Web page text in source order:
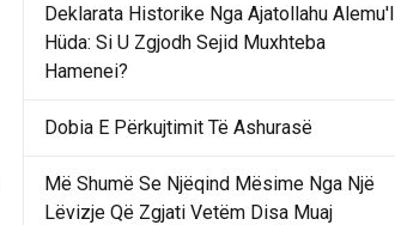
Deklarata Historike Nga Ajatollahu Alemu'l
Hüda: Si U Zgjodh Sejid Muxhteba
Hamenei?
Dobia E Përkujtimit Të Ashurasë
Më Shumë Se Njëqind Mësime Nga Një
Lëvizje Që Zgjati Vetëm Disa Muaj